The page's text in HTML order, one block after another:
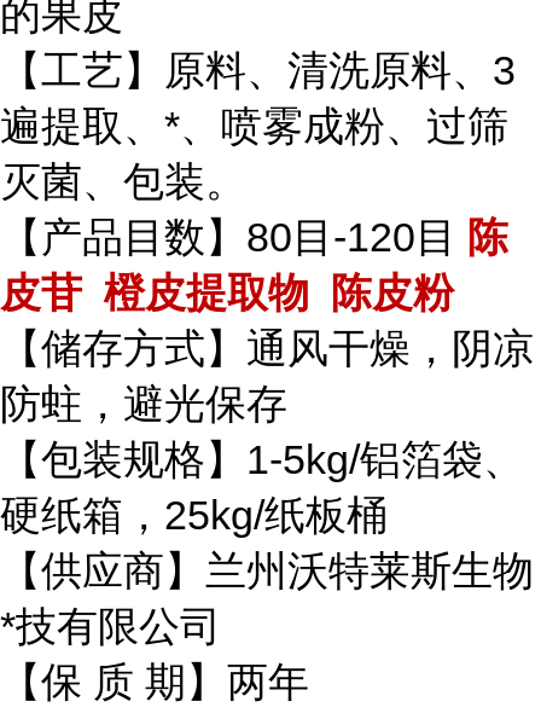
的果皮
【工艺】原料、清洗原料、3
遍提取、*、喷雾成粉、过筛
灭菌、包装。
【产品目数】80目-120目 陈
皮苷 橙皮提取物 陈皮粉
【储存方式】通风干燥，阴凉
防蛀，避光保存
【包装规格】1-5kg/铝箔袋、
硬纸箱，25kg/纸板桶
【供应商】兰州沃特莱斯生物
*技有限公司
【保 质 期】两年